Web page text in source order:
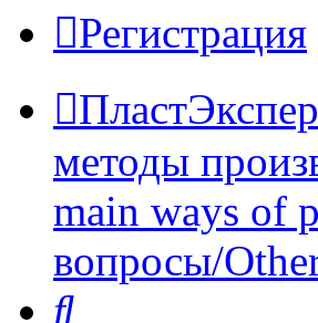
Регистрация
методы
main ways of
вопросы/